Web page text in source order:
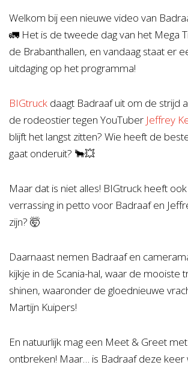
Welkom bij een nieuwe video van
🚛 Het is de tweede dag van het Mega
de Brabanthallen, en vandaag staat er
uitdaging op het programma!
BIGtruck daagt Badraaf uit om de strijd
de rodeostier tegen YouTuber Jeffrey
blijft het langst zitten? Wie heeft de
gaat onderuit? 🐂💥
Maar dat is niet alles! BIGtruck heeft
verrassing in petto voor Badraaf en
zijn? 🤯
Daarnaast nemen Badraaf en
kijkje in de Scania-hal, waar de mooiste
shinen, waaronder de gloednieuwe
Martijn Kuipers!
En natuurlijk mag een Meet & Greet
ontbreken! Maar… is Badraaf deze keer